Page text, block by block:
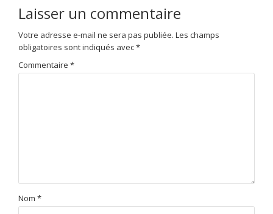
Laisser un commentaire
Votre adresse e-mail ne sera pas publiée. Les champs
obligatoires sont indiqués avec*
Commentaire *
Nom *